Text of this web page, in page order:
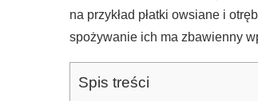
na przykład płatki owsiane i
spożywanie ich ma zbawienny
Spis treści